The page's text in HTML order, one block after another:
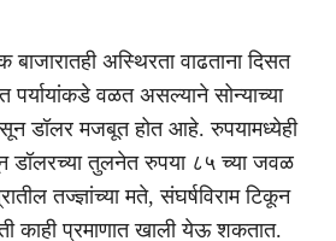
बाजारातही अस्थिरता वाढताना दिसत
वळत असल्याने सोन्याच्या
डॉलर मजबूत होत आहे. रुपयामध्येही
डॉलरच्या तुलनेत रुपया ८५ च्या जवळ
तज्ज्ञांच्या मते, संघर्षविराम टिकून
काही प्रमाणात खाली येऊ शकतात.